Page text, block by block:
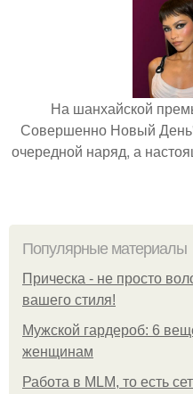
На шанхайской
Совершенно Новый
очередной наряд, а
Популярные материалы
Прическа - не просто
вашего стиля!
Мужской гардероб: 6
женщинам
Работа в MLM, то есть